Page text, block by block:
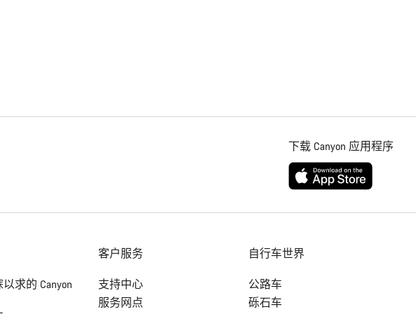
下载 Canyon 应用程序
求的 Canyon
客户服务
支持中心
服务网点
自行车世界
公路车
砾石车